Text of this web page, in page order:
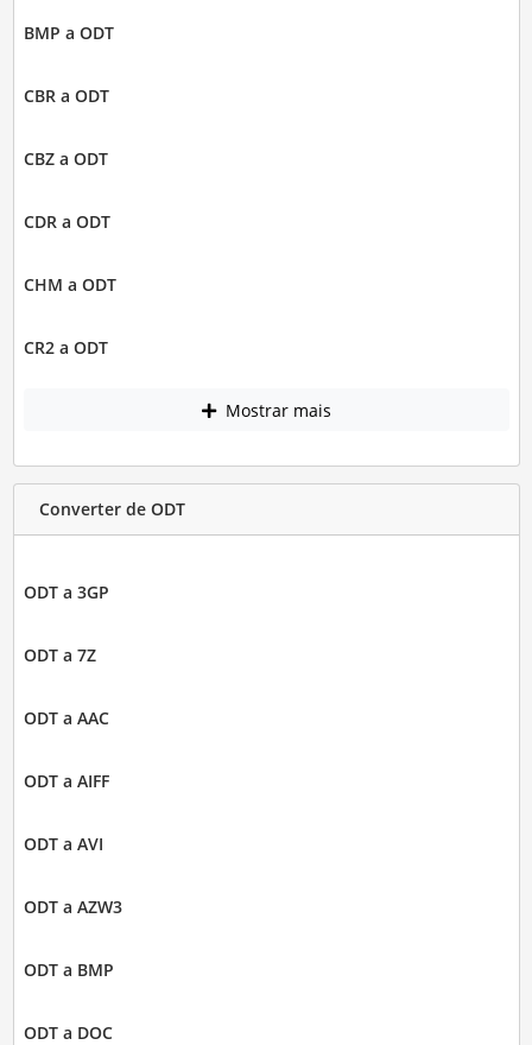
BMP a ODT
CBR a ODT
CBZ a ODT
CDR a ODT
CHM a ODT
CR2 a ODT
Mostrar mais
Converter de ODT
ODT a 3GP
ODT a 7Z
ODT a AAC
ODT a AIFF
ODT a AVI
ODT a AZW3
ODT a BMP
ODT a DOC